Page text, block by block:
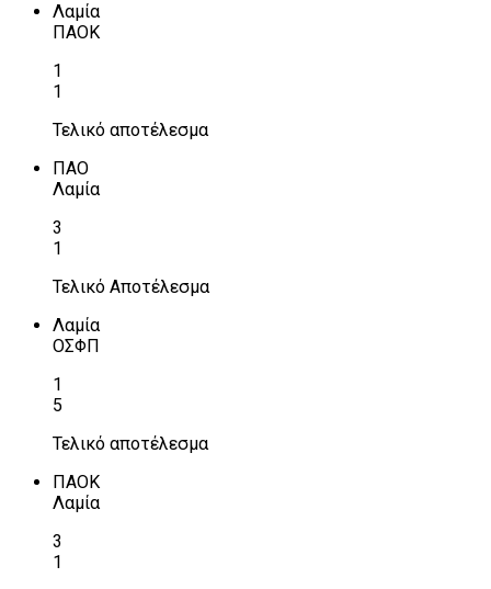
Λαμία
ΠΑΟΚ
1
1
Τελικό αποτέλεσμα
ΠΑΟ
Λαμία
3
1
Τελικό Αποτέλεσμα
Λαμία
ΟΣΦΠ
1
5
Τελικό αποτέλεσμα
ΠΑΟΚ
Λαμία
3
1